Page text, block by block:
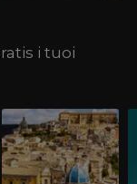
i tuoi